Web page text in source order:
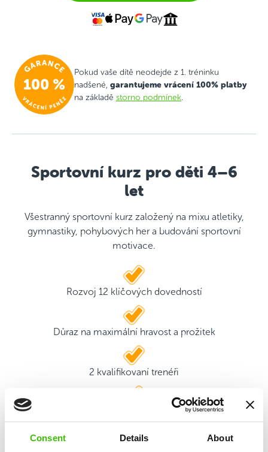
Consent Details About
Pokud vaše dítě neodejde z 1. tréninku
nadšené, garantujeme vrácení 100% platby
na základě storno podmínek
Sportovní kurz pro děti 4–6
let
Všestranný sportovní kurz založený na mixu atletiky,
gymnastiky, pohybových her a budování sportovní
motivace.
Rozvoj 12 klíčových dovedností
Důraz na maximální hravost a prožitek
2 kvalifikovaní trenéři
Hrací plán s motivačními samolepkami